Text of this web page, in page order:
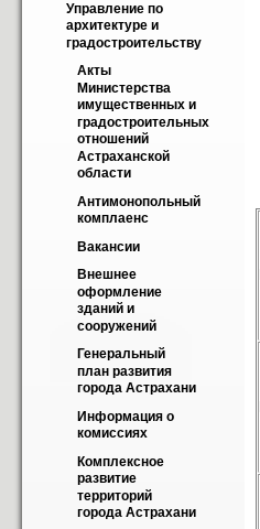
Управление по
архитектуре и
градостроительству
Акты
Министерства
имущественных и
градостроительных
отношений
Астраханской
области
Антимонопольный
комплаенс
Вакансии
Внешнее
оформление
зданий и
сооружений
Генеральный
план развития
города Астрахани
Информация о
комиссиях
Комплексное
развитие
территорий
города Астрахани